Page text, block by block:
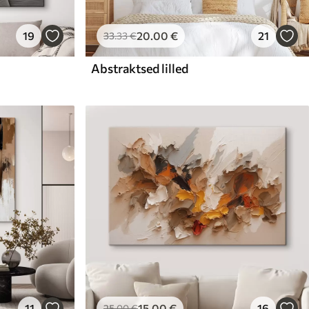
19 33.33€20.00 € 21
Abstraktsed lilled